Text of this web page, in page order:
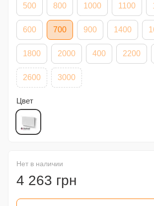
500 800 1000 1100
600 700 900 1400
1800 2000 400 2200
2600 3000
Цвет
Нет в наличии
4 263 грн